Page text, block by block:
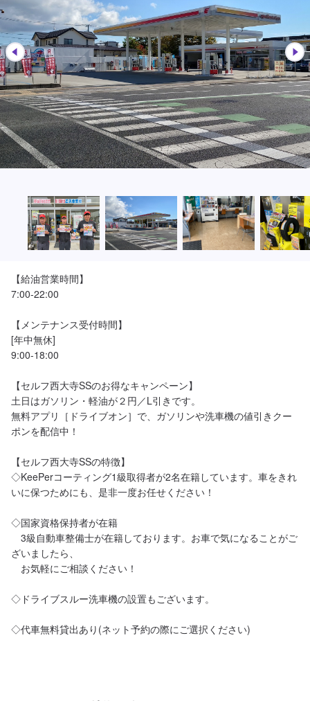
【給油営業時間】
7:00-22:00
【メンテナンス受付時間】
[年中無休]
9:00-18:00
【セルフ西大寺SSのお得なキャンペーン】
土日はガソリン・軽油が２円／L引きです。
無料アプリ［ドライブオン］で、ガソリンや洗車機の値引きクー
ポンを配信中！
【セルフ西大寺SSの特徴】
◇KeePerコーティング1級取得者が2名在籍しています。車をきれ
いに保つためにも、是非一度お任せください！
◇国家資格保持者が在籍
3級自動車整備士が在籍しております。お車で気になることがご
ざいましたら、
お気軽にご相談ください！
◇ドライブスルー洗車機の設置もございます。
◇代車無料貸出あり(ネット予約の際にご選択ください)